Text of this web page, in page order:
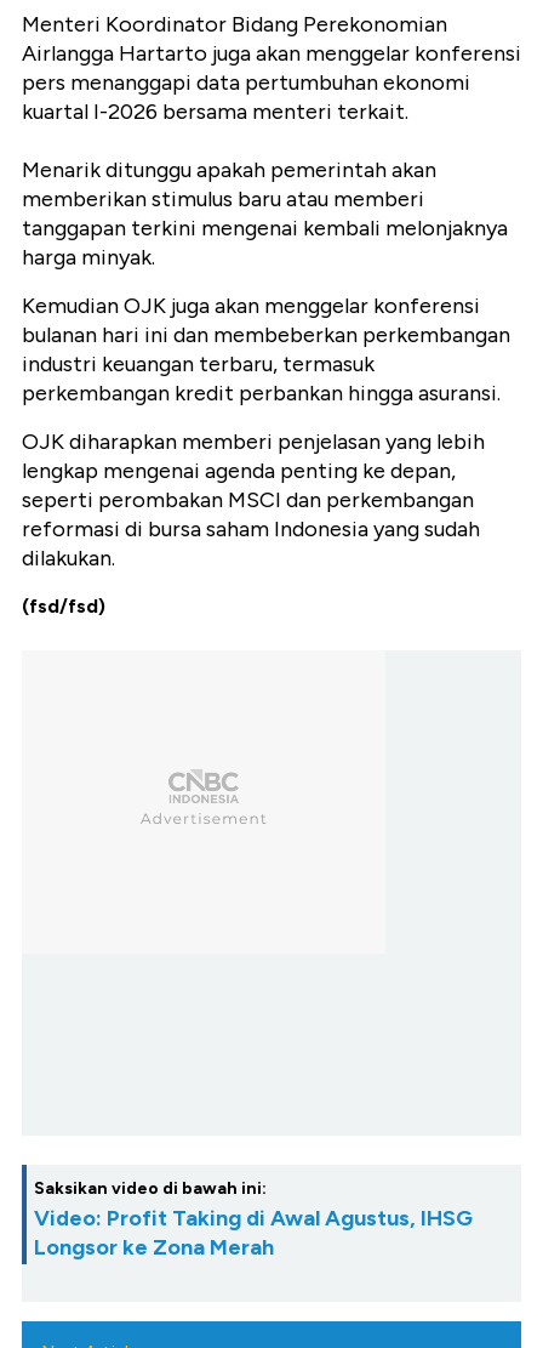
Menteri Koordinator Bidang Perekonomian
Airlangga Hartarto juga akan menggelar konferensi
pers menanggapi data pertumbuhan ekonomi
kuartal I-2026 bersama menteri terkait.
Menarik ditunggu apakah pemerintah akan
memberikan stimulus baru atau memberi
tanggapan terkini mengenai kembali melonjaknya
harga minyak.
Kemudian OJK juga akan menggelar konferensi
bulanan hari ini dan membeberkan perkembangan
industri keuangan terbaru, termasuk
perkembangan kredit perbankan hingga asuransi.
OJK diharapkan memberi penjelasan yang lebih
lengkap mengenai agenda penting ke depan,
seperti perombakan MSCI dan perkembangan
reformasi di bursa saham Indonesia yang sudah
dilakukan.
(fsd/fsd)
Saksikan video di bawah ini:
Video: Profit Taking di Awal Agustus, IHSG
Longsor ke Zona Merah